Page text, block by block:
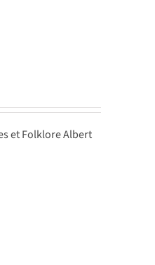
et Folklore Albert